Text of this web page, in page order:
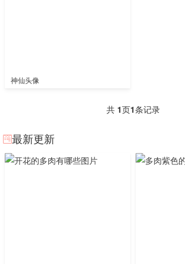
神仙头像
共 1页1条记录
最新更新